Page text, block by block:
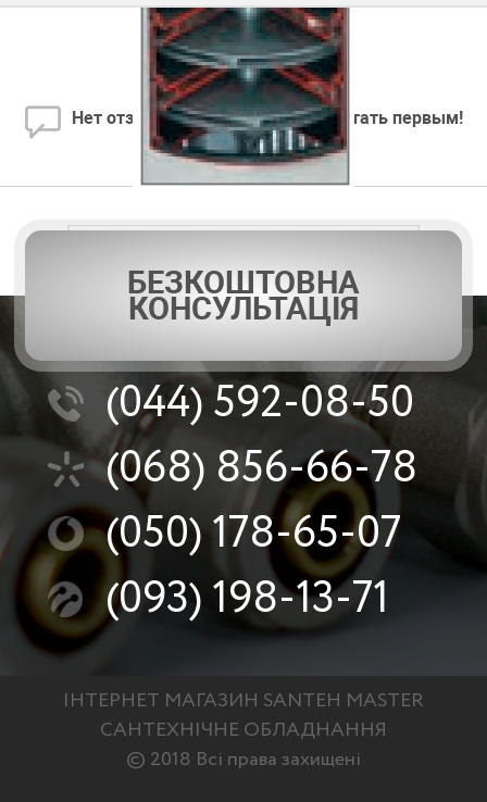
Нет отзывов. Ваш отзыв может стать первым!
БЕЗКОШТОВНА
КОНСУЛЬТАЦІЯ
(044)592-08-50
(068) 856-66-78
(050)178-65-07
(093)198-13-71
ІНТЕРНЕТ МАГАЗИН SANTEH MASTER
САНТЕХНІЧНЕ ОБЛАДНАННЯ
© 2018 Всі права захищені